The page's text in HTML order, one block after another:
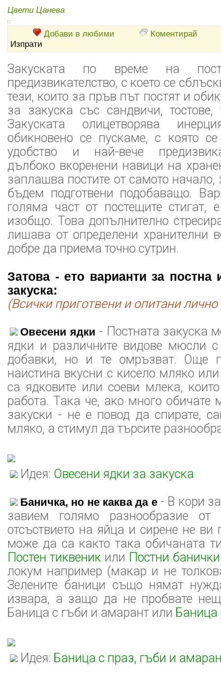
Цвети Цанева
Добави в любими
Коментирай
Изпрати
Закуската по време на
предизвикателство, с което се
тези, които за пръв път постят и
за закуска със сандвичи, тостове,
Закуската олицетворява
обикновено се пускаме, с която
удобство и най-вече
дълбоко вкоренени навици на
заплашва постите от самото начало,
бъдем подготвени подобаващо.
голяма част от постещите стигат,
изобщо. Това допълнително
лишава от определени хранителни
добре да приема точно сутрин.
Затова - ето варианти за постна
закуска:
(Всички приготвени и опитани лично
Овесени ядки - Постната закуска
ядки и различните видове мюсли
добавки, но и те омръзват. Още
наистина вкусни с кисело мляко
са ядковите или соеви млека,
работа. Така че, ако много
закуски - не е повод да спирате,
мляко, а стимул да търсите
Идея: Овесени ядки за закуска
Баничка, но не каква да е- В кори
завием голямо разнообразие
отсъствието на яйца и сирене не
може да са както така обичаната
Постен тиквеник или Постни
локум например (макар и не
Зелените баници също нямат
извара, а защо да не пробвате
Баница с гъби и амарант или Баница
Идея: Баница с праз, гъби и